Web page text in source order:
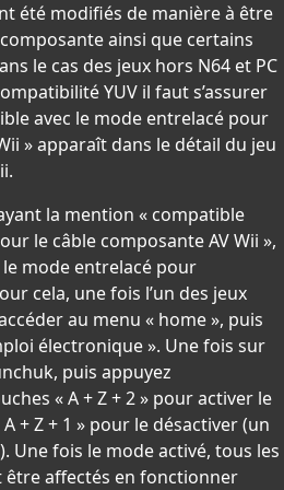
été modifiés de manière à être
ainsi que certains
le cas des jeux hors N64 et PC
YUV il faut s’assurer
avec le mode entrelacé pour
» apparaît dans le détail du jeu
la mention « compatible
le câble composante AV Wii »,
le mode entrelacé pour
cela, une fois l’un des jeux
au menu « home », puis
électronique ». Une fois sur
puis appuyez
« A + Z + 2 » pour activer le
+ Z + 1 » pour le désactiver (un
fois le mode activé, tous les
être affectés en fonctionner